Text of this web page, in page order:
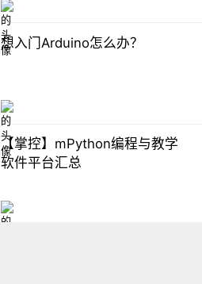
想入门Arduino怎么办？
【掌控】mPython编程与教学
软件平台汇总